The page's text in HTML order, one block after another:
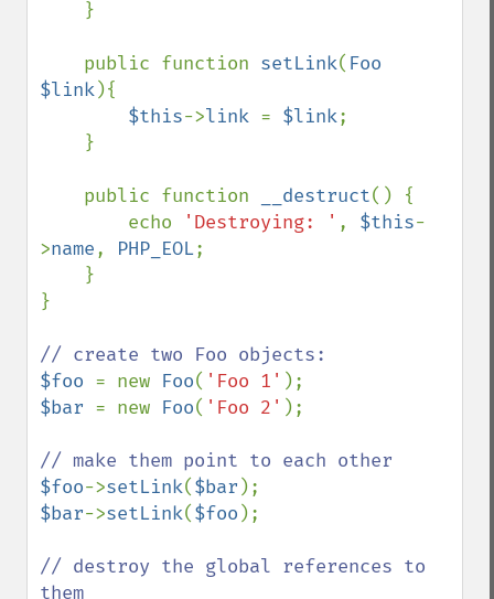
    public function
setLink( Foo
$link){
$this->link = $link;
    public function
__destruct() {
        echo
'Destroying: ' , $this-
>name, PHP_EOL;
}
$foo = new Foo( 'Foo 1'
$bar = new Foo( 'Foo 2' );
$foo->setLink($bar
$bar->setLink($foo );
// destroy the global references to